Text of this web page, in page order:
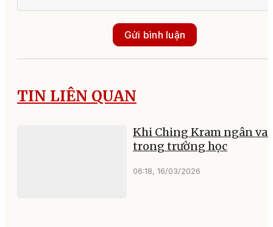
Gửi bình luận
TIN LIÊN QUAN
Khi Ching Kram ngân
trong trường học
06:18, 16/03/2026